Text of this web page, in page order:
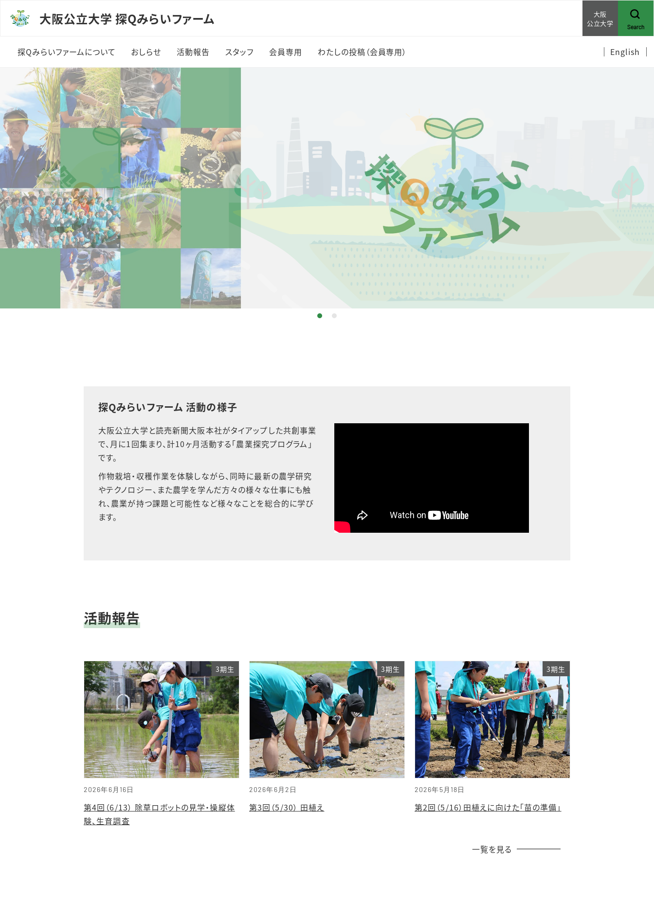
大阪公立大学 探Qみらいファーム
大阪
公立大学
Search
探Qみらいファームについて おしらせ 活動報告 スタッフ 会員専用 わたしの投稿（会員専用） English
探Qみらいファーム 活動の様子
大阪公立大学と読売新聞大阪本社がタイアップした共創事業
で、月に1回集まり、計10ヶ月活動する「農業探究プログラム」
です。
作物栽培・収穫作業を体験しながら、同時に最新の農学研究
やテクノロジー、また農学を学んだ方々の様々な仕事にも触
れ、農業が持つ課題と可能性など様々なことを総合的に学び
ます。
活動報告
2026年6月16日
3期生
第4回（6/13） 除草ロボットの見学・操縦体
験、生育調査
2026年6月2日
3期生
第3回（5/30） 田植え
2026年5月18日
3期生
第2回（5/16）田植えに向けた「苗の準備」
一覧を見る